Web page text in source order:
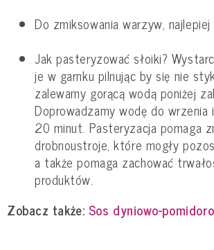
Do zmiksowania warzyw,
Jak pasteryzować słoiki?
je w garnku pilnując by się nie
zalewamy gorącą wodą poniżej
Doprowadzamy wodę do
20 minut. Pasteryzacja pomaga
drobnoustroje, które mogły
a także pomaga zachować
produktów.
Zobacz także: Sos dyniowo-